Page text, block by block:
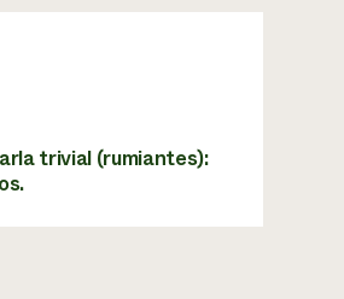
trivial (rumiantes):